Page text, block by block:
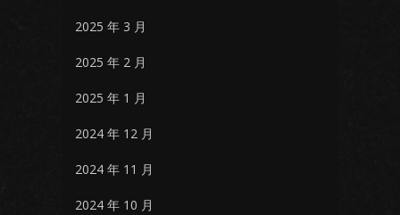
2025 年 3 月
2025 年 2 月
2025 年 1 月
2024 年 12 月
2024 年 11 月
2024 年 10 月